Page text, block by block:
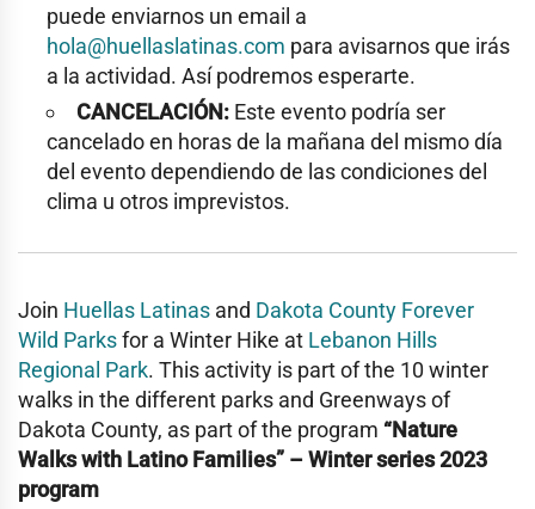
puede enviarnos un email a
hola@huellaslatinas.com para avisarnos que irás
a la actividad. Así podremos esperarte.
CANCELACIÓN: Este evento podría ser
cancelado en horas de la mañana del mismo día
del evento dependiendo de las condiciones del
clima u otros imprevistos.
Join Huellas Latinas and Dakota County Forever
Wild Parksfor a Winter Hike at Lebanon Hills
Regional Park. This activity is part of the 10 winter
walks in the different parks and Greenways of
Dakota County, as part of the program “Nature
Walks with Latino Families” – Winter series 2023
program